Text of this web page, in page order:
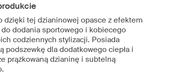
dzięki tej dzianinowej opasce z efektem
dodania sportowego i kobiecego
codziennych stylizacji. Posiada
podszewkę dla dodatkowego ciepła i
prążkowaną dzianinę i subtelną